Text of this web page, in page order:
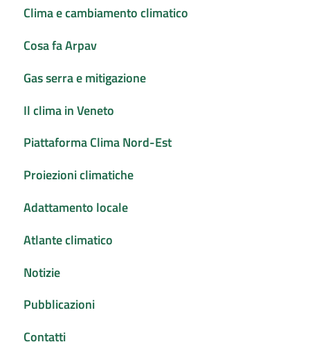
Clima e cambiamento climatico
Cosa fa Arpav
Gas serra e mitigazione
Il clima in Veneto
Piattaforma Clima Nord-Est
Proiezioni climatiche
Adattamento locale
Atlante climatico
Notizie
Pubblicazioni
Contatti